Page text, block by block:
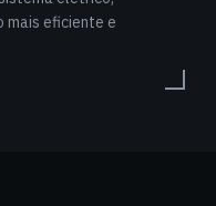
mais eficiente e